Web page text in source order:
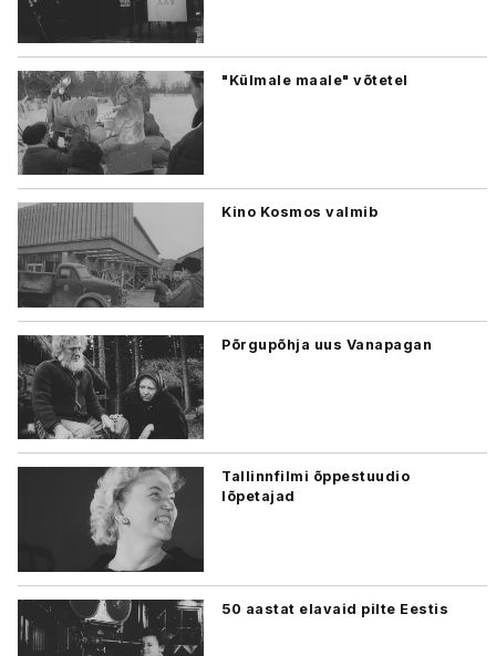
"Külmale maale" võtetel
Kino Kosmos valmib
Põrgupõhja uus Vanapagan
Tallinnfilmi õppestuudio
lõpetajad
50 aastat elavaid pilte Eestis